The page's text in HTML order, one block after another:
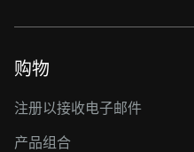
购物
注册以接收电子邮件
产品组合